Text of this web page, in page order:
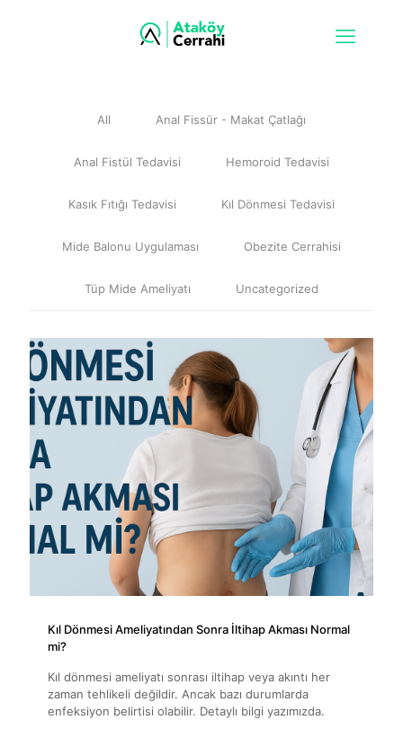
All Anal Fissür - Makat Çatlağı
Anal Fistül Tedavisi Hemoroid Tedavisi
Kasık Fıtığı Tedavisi Kıl Dönmesi Tedavisi
Mide Balonu Uygulaması Obezite Cerrahisi
Tüp Mide Ameliyatı Uncategorized
Kıl Dönmesi Ameliyatından Sonra İltihap Akması Normal
mi?
Kıl dönmesi ameliyatı sonrası iltihap veya akıntı her
zaman tehlikeli değildir. Ancak bazı durumlarda
enfeksiyon belirtisi olabilir. Detaylı bilgi yazımızda.